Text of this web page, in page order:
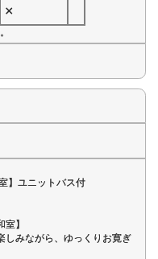
×
】ユニットバス付
】
しみながら、ゆっくりお寛ぎ